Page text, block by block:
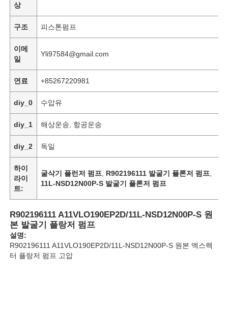
비디오
우리 에 관한 것
공장 투어
품질 관리
저희와 연락
사례
상
구조 피스톤펌프
이메
일
Yli97584@gmail.com
연료 +85267220981
diy_0 수압유
diy_1 해상운송, 항공운송
diy_2 독일
하이
라이
트:
굴삭기 플런저 펌프 R902196111 발굴기 플론저 펌프
11L-NSD12N00P-S 발굴기 플론저 펌프
R902196111 A11VLO190EP2D/11L-NSD12N00P-S 원
본 발굴기 플랑저 펌프
설명:
R902196111 A11VLO190EP2D/11L-NSD12N00P-S 원본 엑스렉
터 플랑저 펌프 고압